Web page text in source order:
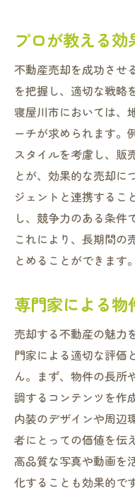
プロが教える
不動産売却を成功させ
を把握し、適切な戦略
寝屋川市においては、
ーチが求められます。
スタイルを考慮し、販
とが、効果的な売却に
ジェントと連携するこ
し、競争力のある条件
これにより、長期間の
とめることができます。
専門家による
売却する不動産の魅力
門家による適切な評価
ん。まず、物件の長所
調するコンテンツを作
内装のデザインや周辺
者にとっての価値を伝
高品質な写真や動画を
化することも効果的で